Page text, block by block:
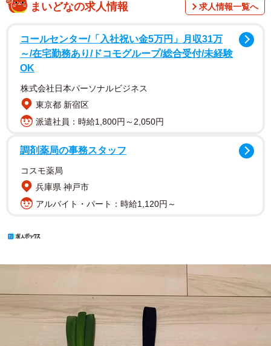
まいどなの求人情報 求人情報一覧へ
コールセンター/「入社祝い金5万円」月収31万
～/在宅勤務あり/ドコモグループ/総合受付/未経験
OK
株式会社日本パーソナルビジネス
東京都 新宿区
派遣社員：時給1,800円～2,050円
調剤薬局の事務スタッフ
コスモ薬局
兵庫県 神戸市
アルバイト・パート：時給1,120円～